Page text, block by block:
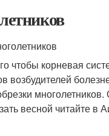
чтобы корневая
возбудителей
многолетников.
весной читайте в